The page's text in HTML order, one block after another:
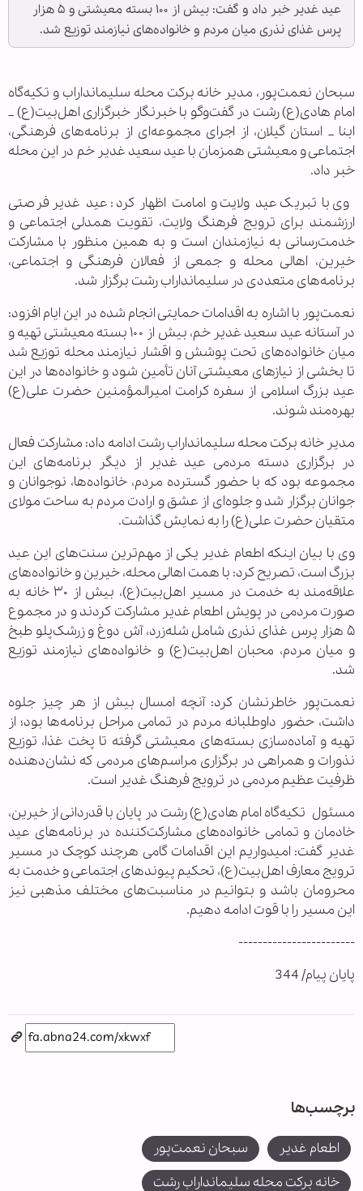
عید غدیر خبر داد و گفت: بیش از ۱۰۰ بسته معیشتی و ۵ هزار
پرس غذای نذری میان مردم و خانواده‌های نیازمند توزیع شد.
سبحان نعمت‌پور، مدیر خانه برکت محله سلیمانداراب و تکیه‌گاه
امام هادی(ع) رشت در گفت‌وگو با خبرنگار خبرگزاری اهل‌بیت(ع) _
ابنا _ استان گیلان، از اجرای مجموعه‌ای از برنامه‌های فرهنگی،
اجتماعی و معیشتی همزمان با عید سعید غدیر خم در این محله
خبر داد.
وی با تبریک عید ولایت و امامت اظهار کرد: عید غدیر فرصتی
ارزشمند برای ترویج فرهنگ ولایت، تقویت همدلی اجتماعی و
خدمت‌رسانی به نیازمندان است و به همین منظور با مشارکت
خیرین، اهالی محله و جمعی از فعالان فرهنگی و اجتماعی،
برنامه‌های متعددی در سلیمانداراب رشت برگزار شد.
نعمت‌پور با اشاره به اقدامات حمایتی انجام شده در این ایام افزود:
در آستانه عید سعید غدیر خم، بیش از ۱۰۰ بسته معیشتی تهیه و
میان خانواده‌های تحت پوشش و اقشار نیازمند محله توزیع شد
تا بخشی از نیازهای معیشتی آنان تأمین شود و خانواده‌ها در این
عید بزرگ اسلامی از سفره کرامت امیرالمؤمنین حضرت علی(ع)
بهره‌مند شوند.
مدیر خانه برکت محله سلیمانداراب رشت ادامه داد: مشارکت فعال
در برگزاری دسته مردمی عید غدیر از دیگر برنامه‌های این
مجموعه بود که با حضور گسترده مردم، خانواده‌ها، نوجوانان و
جوانان برگزار شد و جلوه‌ای از عشق و ارادت مردم به ساحت مولای
متقیان حضرت علی(ع) را به نمایش گذاشت.
وی با بیان اینکه اطعام غدیر یکی از مهم‌ترین سنت‌های این عید
بزرگ است، تصریح کرد: با همت اهالی محله، خیرین و خانواده‌های
علاقه‌مند به خدمت در مسیر اهل‌بیت(ع)، بیش از ۳۰ خانه به
صورت مردمی در پویش اطعام غدیر مشارکت کردند و در مجموع
۵ هزار پرس غذای نذری شامل شله‌زرد، آش دوغ و زرشک‌پلو طبخ
و میان مردم، محبان اهل‌بیت(ع) و خانواده‌های نیازمند توزیع
شد.
نعمت‌پور خاطرنشان کرد: آنچه امسال بیش از هر چیز جلوه
داشت، حضور داوطلبانه مردم در تمامی مراحل برنامه‌ها بود؛ از
تهیه و آماده‌سازی بسته‌های معیشتی گرفته تا پخت غذا، توزیع
نذورات و همراهی در برگزاری مراسم‌های مردمی که نشان‌دهنده
ظرفیت عظیم مردمی در ترویج فرهنگ غدیر است.
مسئول تکیه‌گاه امام هادی(ع) رشت در پایان با قدردانی از خیرین،
خادمان و تمامی خانواده‌های مشارکت‌کننده در برنامه‌های عید
غدیر گفت: امیدواریم این اقدامات گامی هرچند کوچک در مسیر
ترویج معارف اهل‌بیت(ع)، تحکیم پیوندهای اجتماعی و خدمت به
محرومان باشد و بتوانیم در مناسبت‌های مختلف مذهبی نیز
این مسیر را با قوت ادامه دهیم.
------------------------
پایان پیام/ 344
برچسب‌ها
اطعام غدیر
سبحان نعمت‌پور
خانه برکت محله سلیمانداراب رشت